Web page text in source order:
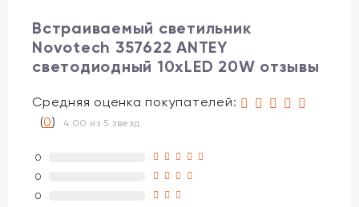
Встраиваемый светильник
Novotech 357622 ANTEY
светодиодный 10xLED 20W отзывы
Средняя оценка покупателей:
(0)4.00 из 5 звезд
0
0
0